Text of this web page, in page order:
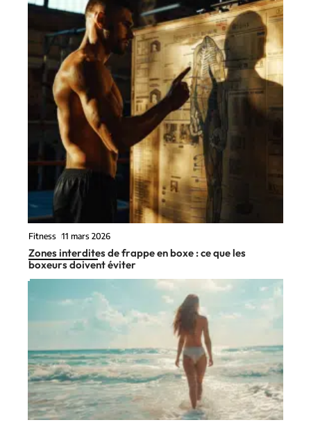
Fitness 11 mars 2026
Zones interdites de frappe en boxe : ce que les
boxeurs doivent éviter